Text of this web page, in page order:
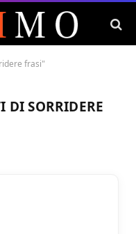
frasi"
DI SORRIDERE